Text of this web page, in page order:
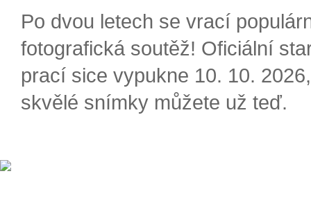
Po dvou letech se vrací
fotografická soutěž! Oficiální
prací sice vypukne 10. 10.
skvělé snímky můžete už teď.